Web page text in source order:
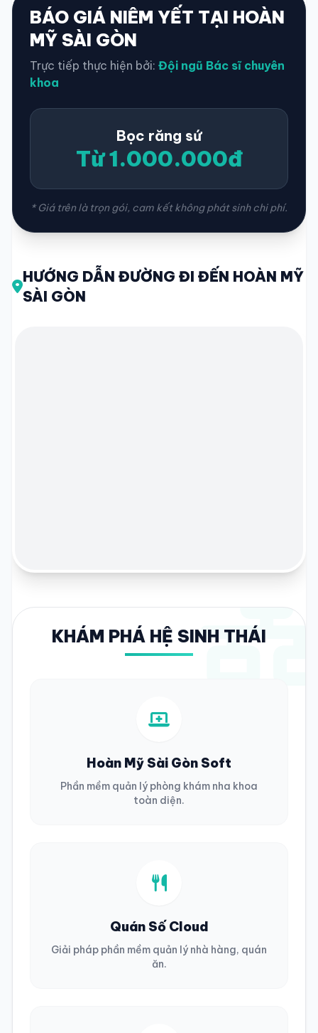
BÁO GIÁ NIÊM YẾT TẠI HOÀN
MỸ SÀI GÒN
Trực tiếp thực hiện bởi: Đội ngũ Bác sĩ chuyên
khoa
Bọc răng sứ
Từ 1.000.000đ
* Giá trên là trọn gói, cam kết không phát sinh chi phí.
HƯỚNG DẪN ĐƯỜNG ĐI ĐẾN HOÀN MỸ
SÀI GÒN
KHÁM PHÁ HỆ SINH THÁI
Hoàn Mỹ Sài Gòn Soft
Phần mềm quản lý phòng khám nha khoa
toàn diện.
Quán Số Cloud
Giải pháp phần mềm quản lý nhà hàng, quán
ăn.